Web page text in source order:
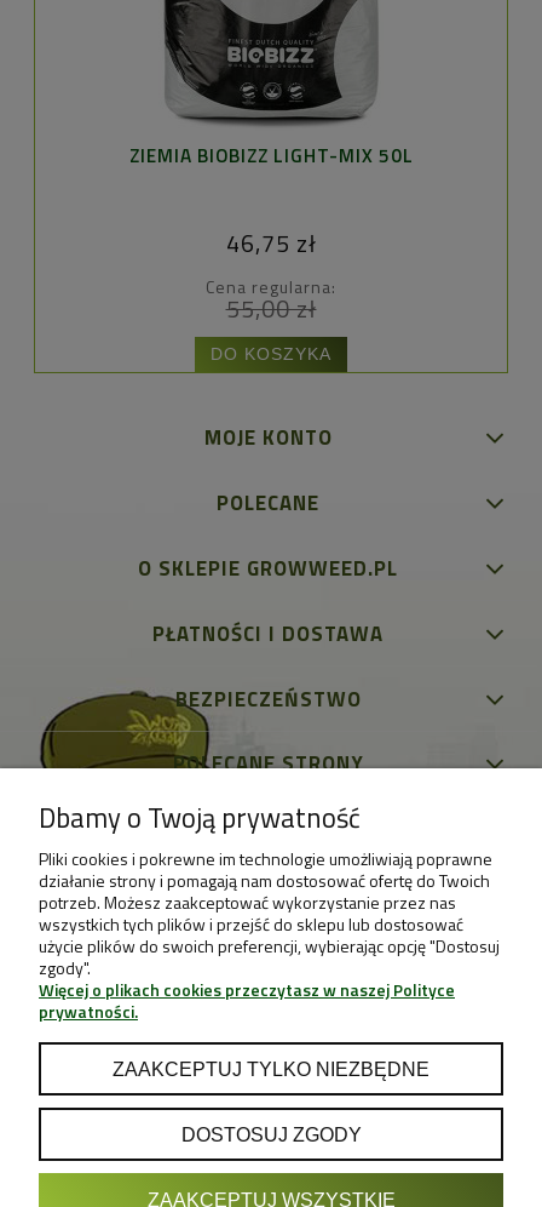
ZIEMIA BIOBIZZ LIGHT-MIX 50L
46,75 zł
Cena regularna:
55,00 zł
DO KOSZYKA
MOJE KONTO
POLECANE
O SKLEPIE GROWWEED.PL
PŁATNOŚCI I DOSTAWA
BEZPIECZEŃSTWO
POLECANE STRONY
Dbamy o Twoją prywatność
Pliki cookies i pokrewne im technologie umożliwiają poprawne
działanie strony i pomagają nam dostosować ofertę do Twoich
potrzeb. Możesz zaakceptować wykorzystanie przez nas
wszystkich tych plików i przejść do sklepu lub dostosować
użycie plików do swoich preferencji, wybierając opcję "Dostosuj
zgody".
Więcej o plikach cookies przeczytasz w naszej Polityce
prywatności.
ZAAKCEPTUJ TYLKO NIEZBĘDNE
DOSTOSUJ ZGODY
ZAAKCEPTUJ WSZYSTKIE